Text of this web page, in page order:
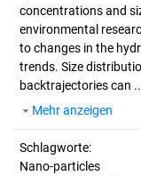
concentrations and
environmental
to changes in the
trends. Size
backtrajectories can
Mehr anzeigen
Schlagworte:
Nano-particles